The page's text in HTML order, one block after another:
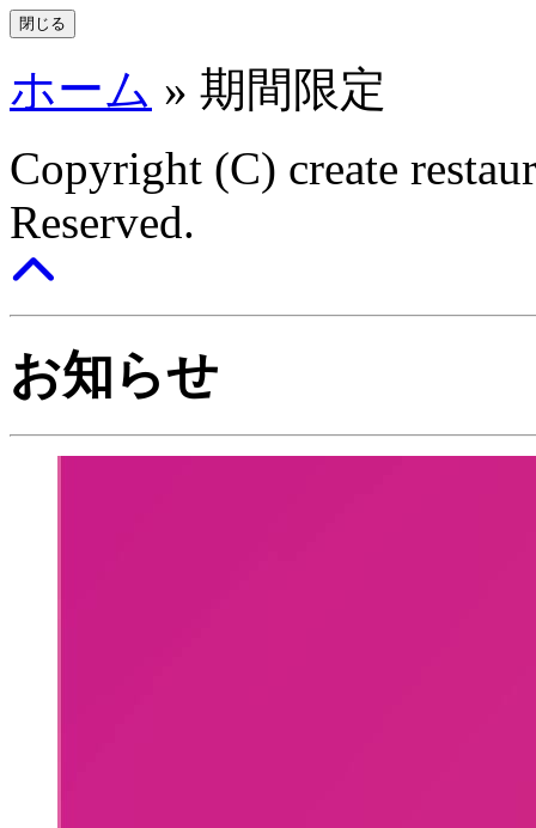
閉じる
ホーム » 期間限定
Copyright (C) create
Reserved.
お知らせ